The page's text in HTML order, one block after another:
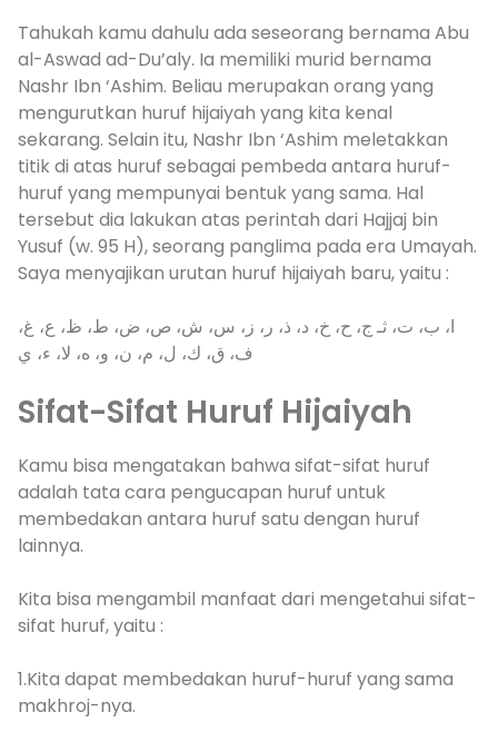
Tahukah kamu dahulu ada seseorang bernama Abu
al-Aswad ad-Du’aly. Ia memiliki murid bernama
Nashr Ibn ‘Ashim. Beliau merupakan orang yang
mengurutkan huruf hijaiyah yang kita kenal
sekarang. Selain itu, Nashr Ibn ‘Ashim meletakkan
titik di atas huruf sebagai pembeda antara huruf-
huruf yang mempunyai bentuk yang sama. Hal
tersebut dia lakukan atas perintah dari Hajjaj bin
Yusuf (w. 95 H), seorang panglima pada era Umayah.
Saya menyajikan urutan huruf hijaiyah baru, yaitu :
ا، ب، ت، ثـ ج، ح، خ، د، ذ، ر، ز، س، ش، ص، ض، ط، ظ، ع، غ،
ف، ق، ك، ل، م، ن، و، ه، لا، ء، ي
Sifat-Sifat Huruf Hijaiyah
Kamu bisa mengatakan bahwa sifat-sifat huruf
adalah tata cara pengucapan huruf untuk
membedakan antara huruf satu dengan huruf
lainnya.
Kita bisa mengambil manfaat dari mengetahui sifat-
sifat huruf, yaitu :
1.Kita dapat membedakan huruf-huruf yang sama
makhroj-nya.